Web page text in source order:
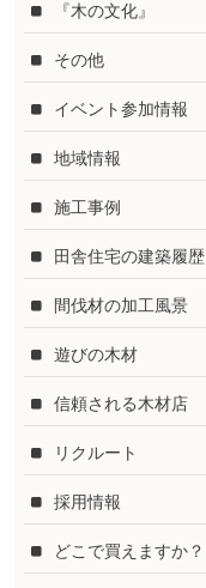
『木の文化』
その他
イベント参加情報
地域情報
施工事例
田舎住宅の建築履歴
間伐材の加工風景
遊びの木材
信頼される木材店
リクルート
採用情報
どこで買えますか？